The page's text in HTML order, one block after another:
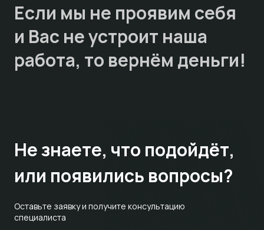
Если мы не проявим себя
и Вас не устроит наша
работа, то вернём деньги!
Оставьте заявку и получите консультацию
специалиста
Не знаете, что подойдёт,
или появились вопросы?